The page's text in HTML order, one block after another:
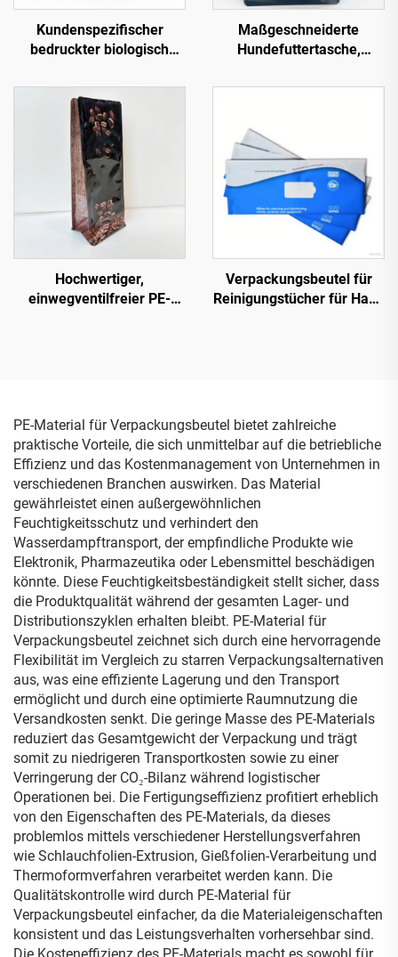
Kundenspezifischer
bedruckter biologisch
Schlauchbeutel aus
Kunststoff für Katzenstreu
mit Boden und Griff
Maßgeschneiderte
Hundefuttertasche,
flacher Boden,
Beutel, hitzeversiegelbar,
Hundefutter-
Verpackungsbeutel mit
Sichtfenster
Hochwertiger,
einwegventilfreier PE-
Verpackungsbeutel für
Reinigungstücher für Haut,
PE-Material für Verpackungsbeutel bietet zahlreiche
praktische Vorteile, die sich unmittelbar auf die betriebliche
Effizienz und das Kostenmanagement von Unternehmen in
verschiedenen Branchen auswirken. Das Material
gewährleistet einen außergewöhnlichen
Feuchtigkeitsschutz und verhindert den
Wasserdampftransport, der empfindliche Produkte wie
Elektronik, Pharmazeutika oder Lebensmittel beschädigen
könnte. Diese Feuchtigkeitsbeständigkeit stellt sicher, dass
die Produktqualität während der gesamten Lager- und
Distributionszyklen erhalten bleibt. PE-Material für
Verpackungsbeutel zeichnet sich durch eine hervorragende
Flexibilität im Vergleich zu starren Verpackungsalternativen
aus, was eine effiziente Lagerung und den Transport
ermöglicht und durch eine optimierte Raumnutzung die
Versandkosten senkt. Die geringe Masse des PE-Materials
reduziert das Gesamtgewicht der Verpackung und trägt
somit zu niedrigeren Transportkosten sowie zu einer
Verringerung der CO₂-Bilanz während logistischer
Operationen bei. Die Fertigungseffizienz profitiert erheblich
von den Eigenschaften des PE-Materials, da dieses
problemlos mittels verschiedener Herstellungsverfahren
wie Schlauchfolien-Extrusion, Gießfolien-Verarbeitung und
Thermoformverfahren verarbeitet werden kann. Die
Qualitätskontrolle wird durch PE-Material für
Verpackungsbeutel einfacher, da die Materialeigenschaften
konsistent und das Leistungsverhalten vorhersehbar sind.